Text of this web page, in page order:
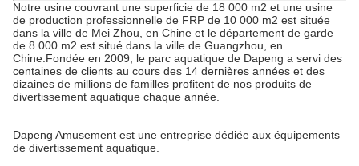
Notre usine couvrant une superficie de 18 000 m2 et une usine
de production professionnelle de FRP de 10 000 m2 est située
dans la ville de Mei Zhou, en Chine et le département de garde
de 8 000 m2 est situé dans la ville de Guangzhou, en
Chine.Fondée en 2009, le parc aquatique de Dapeng a servi des
centaines de clients au cours des 14 dernières années et des
dizaines de millions de familles profitent de nos produits de
divertissement aquatique chaque année.
Dapeng Amusement est une entreprise dédiée aux équipements
de divertissement aquatique.